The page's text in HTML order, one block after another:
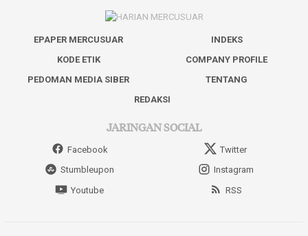
EPAPER MERCUSUAR
INDEKS
KODE ETIK
COMPANY PROFILE
PEDOMAN MEDIA SIBER
TENTANG
REDAKSI
JARINGAN SOCIAL
Facebook
Twitter
Stumbleupon
Instagram
Youtube
RSS